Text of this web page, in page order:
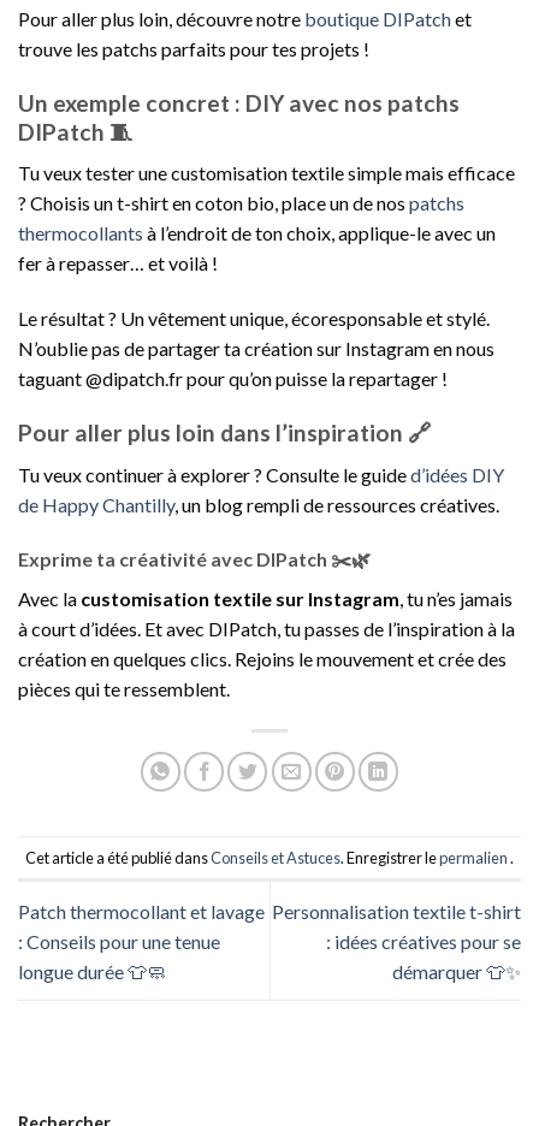
Pour aller plus loin, découvre notre boutique DIPatchet
trouve les patchs parfaits pour tes projets !
Un exemple concret : DIY avec nos patchs
DIPatch 🧵
Tu veux tester une customisation textile simple mais efficace
? Choisis un t-shirt en coton bio, place un de nos patchs
thermocollants à l’endroit de ton choix, applique-le avec un
fer à repasser… et voilà !
Le résultat ? Un vêtement unique, écoresponsable et stylé.
N’oublie pas de partager ta création sur Instagram en nous
taguant @dipatch.fr pour qu’on puisse la repartager !
Pour aller plus loin dans l’inspiration 🔗
Tu veux continuer à explorer ? Consulte le guided’idées DIY
de Happy Chantilly, un blog rempli de ressources créatives.
Exprime ta créativité avec DIPatch ✂️🌿
Avec la customisation textile sur Instagram, tu n’es jamais
à court d’idées. Et avec DIPatch, tu passes de l’inspiration à la
création en quelques clics. Rejoins le mouvement et crée des
pièces qui te ressemblent.
Cet article a été publié dansConseils et Astuces. Enregistrer lepermalien.
Patch thermocollant et lavage
: Conseils pour une tenue
longue durée 👕🧼
Personnalisation textile t-shirt
: idées créatives pour se
démarquer 👕✨